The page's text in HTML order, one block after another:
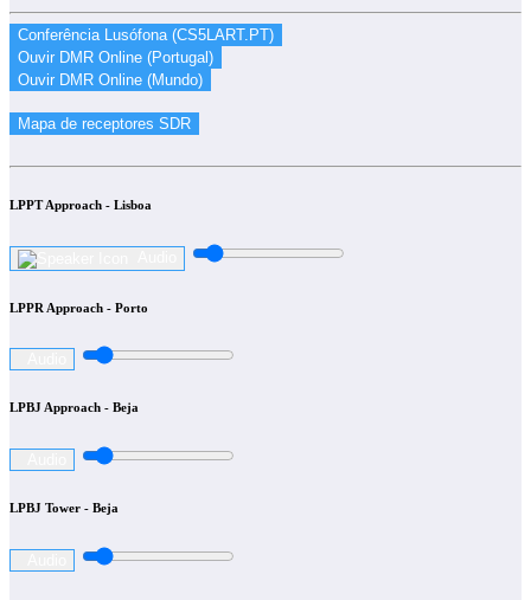
LPPT Approach - Lisboa
LPPR Approach - Porto
LPBJ Approach - Beja
LPBJ Tower - Beja